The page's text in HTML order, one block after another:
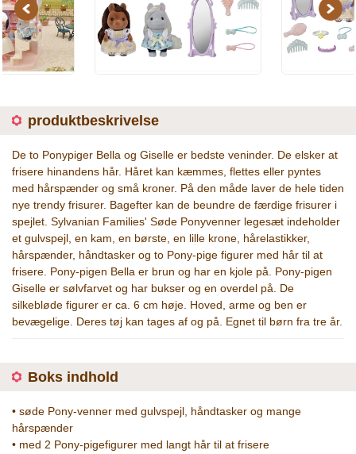
Previous Next
produktbeskrivelse
De to Ponypiger Bella og Giselle er bedste veninder. De elsker at
frisere hinandens hår. Håret kan kæmmes, flettes eller pyntes
med hårspænder og små kroner. På den måde laver de hele tiden
nye trendy frisurer. Bagefter kan de beundre de færdige frisurer i
spejlet. Sylvanian Families' Søde Ponyvenner legesæt indeholder
et gulvspejl, en kam, en børste, en lille krone, hårelastikker,
hårspænder, håndtasker og to Pony-pige figurer med hår til at
frisere. Pony-pigen Bella er brun og har en kjole på. Pony-pigen
Giselle er sølvfarvet og har bukser og en overdel på. De
silkebløde figurer er ca. 6 cm høje. Hoved, arme og ben er
bevægelige. Deres tøj kan tages af og på. Egnet til børn fra tre år.
Boks indhold
• søde Pony-venner med gulvspejl, håndtasker og mange
hårspænder
• med 2 Pony-pigefigurer med langt hår til at frisere